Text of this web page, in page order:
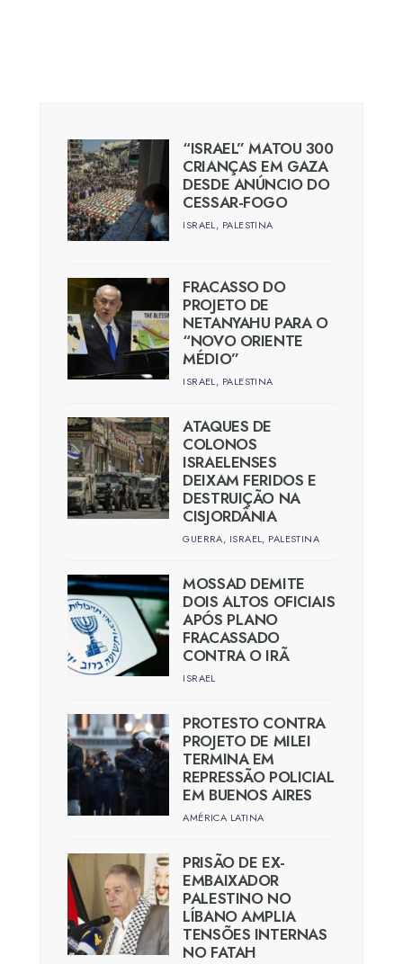
“ISRAEL” MATOU 300
CRIANÇAS EM GAZA
DESDE ANÚNCIO DO
CESSAR-FOGO
ISRAEL, PALESTINA
FRACASSO DO
PROJETO DE
NETANYAHU PARA O
“NOVO ORIENTE
MÉDIO”
ISRAEL, PALESTINA
ATAQUES DE
COLONOS
ISRAELENSES
DEIXAM FERIDOS E
DESTRUIÇÃO NA
CISJORDÂNIA
GUERRA, ISRAEL, PALESTINA
MOSSAD DEMITE
DOIS ALTOS OFICIAIS
APÓS PLANO
FRACASSADO
CONTRA O IRÃ
ISRAEL
PROTESTO CONTRA
PROJETO DE MILEI
TERMINA EM
REPRESSÃO POLICIAL
EM BUENOS AIRES
AMÉRICA LATINA
PRISÃO DE EX-
EMBAIXADOR
PALESTINO NO
LÍBANO AMPLIA
TENSÕES INTERNAS
NO FATAH